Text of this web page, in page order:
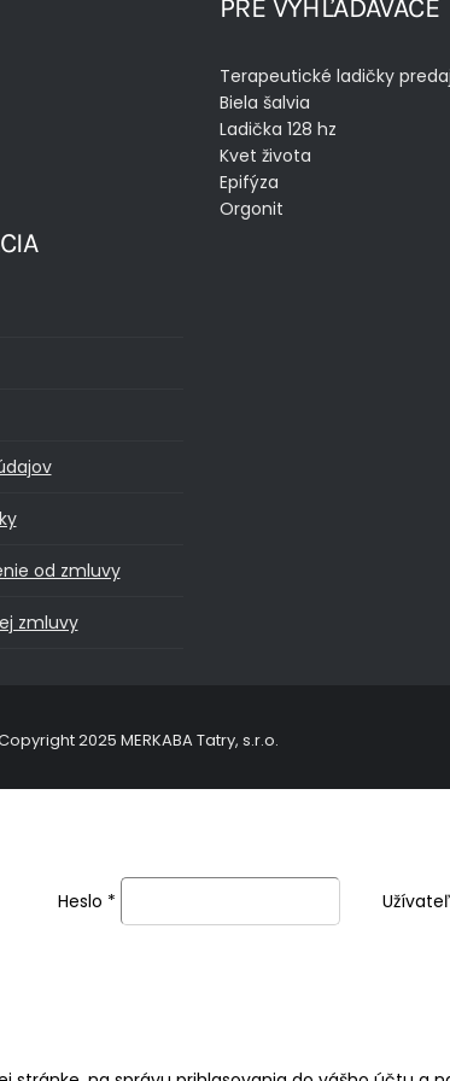
PRE VYHĽADÁVAČE
Terapeutické ladičky
Biela šalvia
Ladička 128 hz
Kvet života
Epifýza
Orgonit
od zmluvy
zmluvy
2025 MERKABA Tatry, s.r.o.
Heslo *